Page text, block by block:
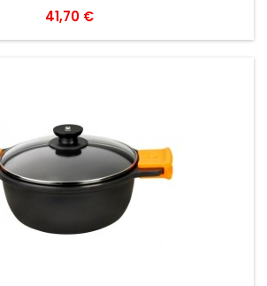
Precio
41,70 €